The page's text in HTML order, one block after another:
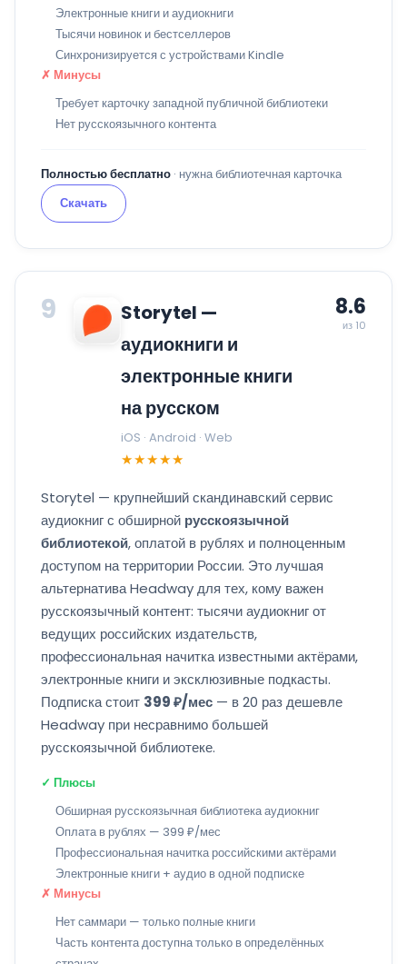
Электронные книги и аудиокниги
Тысячи новинок и бестселлеров
Синхронизируется с устройствами Kindle
✗ Минусы
Требует карточку западной публичной библиотеки
Нет русскоязычного контента
Полностью бесплатно · нужна библиотечная карточка
Скачать
9
Storytel —
аудиокниги и
электронные книги
на русском
iOS · Android · Web
★★★★★
8.6
из 10
Storytel — крупнейший скандинавский сервис
аудиокниг с обширной русскоязычной
библиотекой, оплатой в рублях и полноценным
доступом на территории России. Это лучшая
альтернатива Headway для тех, кому важен
русскоязычный контент: тысячи аудиокниг от
ведущих российских издательств,
профессиональная начитка известными актёрами,
электронные книги и эксклюзивные подкасты.
Подписка стоит 399 ₽/мес — в 20 раз дешевле
Headway при несравнимо большей
русскоязычной библиотеке.
✓ Плюсы
Обширная русскоязычная библиотека аудиокниг
Оплата в рублях — 399 ₽/мес
Профессиональная начитка российскими актёрами
Электронные книги + аудио в одной подписке
✗ Минусы
Нет саммари — только полные книги
Часть контента доступна только в определённых